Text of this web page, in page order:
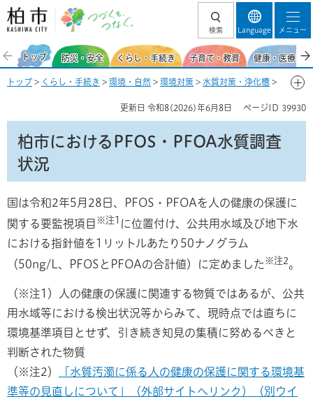
柏市 つづくを、
検索 Language メニュー
トップ 防災・安全 くらし・手続き 子育て・教育 健康・医療・
トップ > くらし・手続き > 環境・自然 > 環境対策 > 水質対策・浄化槽 >
更新日 令和8(2026)年6月8日 ページID 39930
柏市におけるPFOS・PFOA水質調査
状況
国は令和2年5月28日、PFOS・PFOAを人の健康の保護に
関する要監視項目 ※注1 に位置付け、公共用水域及び地下水
における指針値を1リットルあたり50ナノグラム
（50ng/L、PFOSとPFOAの合計値）に定めました ※注2。
（※注1）人の健康の保護に関連する物質ではあるが、公共
用水域等における検出状況等からみて、現時点では直ちに
環境基準項目とせず、引き続き知見の集積に努めるべきと
判断された物質
（※注2）
「水質汚濁に係る人の健康の保護に関する環境基
準等の見直しについて」（外部サイトへリンク）（別ウイ